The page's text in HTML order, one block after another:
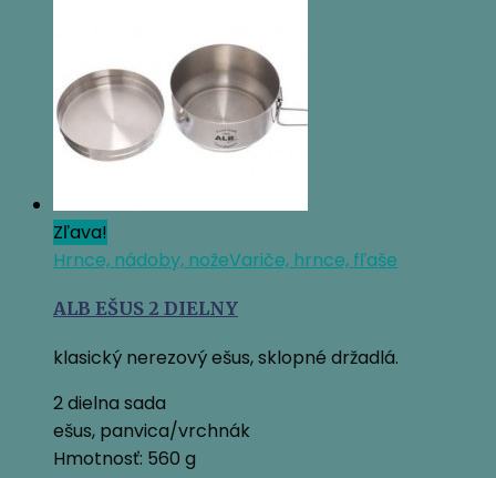
Zľava!
Hrnce, nádoby, nožeVariče, hrnce, fľaše
ALB EŠUS 2 DIELNY
klasický nerezový ešus, sklopné držadlá.
2 dielna sada
ešus, panvica/vrchnák
Hmotnosť: 560 g